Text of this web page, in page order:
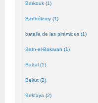
Barkouk (1)
Barthélemy (1)
batalla de las pirámides (1)
Batn-el-Bakarah (1)
Battal (1)
Beirut (2)
Bekfaya (2)